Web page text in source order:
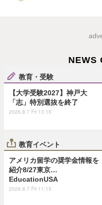
NEWS
教育・受験
【大学受験2027】神戸大
「志」特別選抜を終了
2026.8.7 Fri 13:15
教育イベント
アメリカ留学の奨学金情報を
紹介8/27東京…
EducationUSA
2026.8.7 Fri 11:15